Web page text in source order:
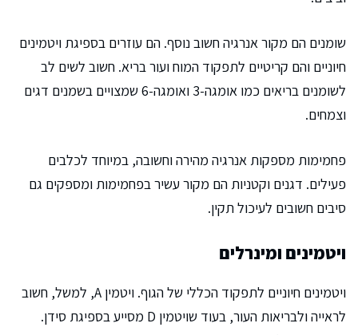
שומנים הם מקור אנרגיה חשוב נוסף. הם עוזרים בספיגת ויטמינים
חיוניים והם קריטיים לתפקוד המוח ועור בריא. חשוב לשים לב
לשומנים בריאים כמו אומגה-3 ואומגה-6 שמצויים בשמנים דגים
וצמחים.
פחמימות מספקות אנרגיה מהירה וחשובה, במיוחד לכלבים
פעילים. דגנים וקטניות הם מקור עשיר בפחמימות ומספקים גם
סיבים חשובים לעיכול תקין.
ויטמינים ומינרלים
ויטמינים חיוניים לתפקוד הכללי של הגוף. ויטמין A, למשל, חשוב
לראייה ולבריאות העור, בעוד שויטמין D מסייע בספיגת סידן.